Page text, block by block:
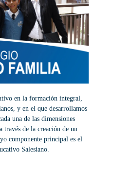
en la formación integral,
y en el que desarrollamos
una de las dimensiones
través de la creación de un
componente principal es el
Salesiano.